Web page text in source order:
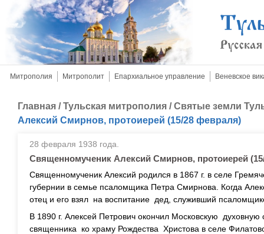
Митрополия Митрополит Епархиальное управление Веневское
Главная /Тульская митрополия /Святые земли
Алексий Смирнов, протоиерей (15/28 февраля)
28 февраля 1938 года.
Священномученик Алексий Смирнов, протоиерей
Священномученик Алексий родился в 1867 г. в селе
губернии в семье псаломщика Петра Смирнова. Когда
отец и его взял на воспитание дед, служивший
В 1890 г. Алексей Петрович окончил Московскую
священника ко храму Рождества Христова в селе